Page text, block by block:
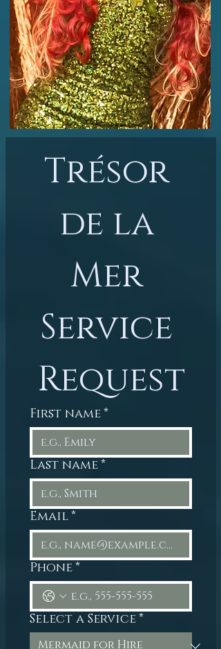
Trésor
de la
Mer
Service
Request
First name*
Last name*
Email*
Phone*
Select a Service*